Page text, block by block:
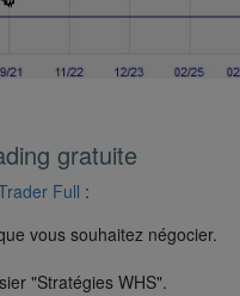
gratuite
Full :
vous souhaitez négocier.
"Stratégies WHS".